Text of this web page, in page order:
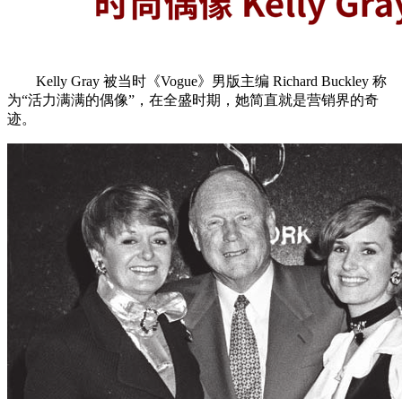
Kelly Gray 被当时《Vogue》男版主编 Richard Buckley 称
为“活力满满的偶像”，在全盛时期，她简直就是营销界的奇
迹。